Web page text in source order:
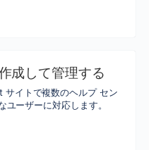
成して管理する
イトで複数のヘルプ セン
ーザーに対応します。